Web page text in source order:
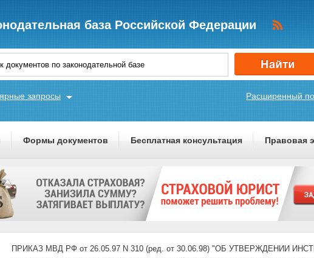
база Российской Федерации
Расширенный
запросы
Формы документов Бесплатная консультация Правовая
ПРИКАЗ МВД РФ от 26.05.97 N 310 (ред. от 30.06.98) "ОБ УТВЕРЖДЕНИИ